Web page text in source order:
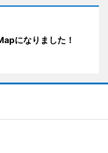
になりました！